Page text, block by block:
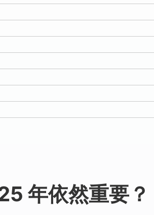
年依然重要？